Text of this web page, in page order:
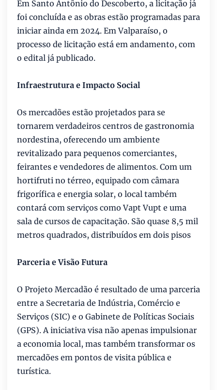
Em Santo Antônio do Descoberto, a licitação já
foi concluída e as obras estão programadas para
iniciar ainda em 2024. Em Valparaíso, o
processo de licitação está em andamento, com
o edital já publicado.
Infraestrutura e Impacto Social
Os mercadões estão projetados para se
tornarem verdadeiros centros de gastronomia
nordestina, oferecendo um ambiente
revitalizado para pequenos comerciantes,
feirantes e vendedores de alimentos. Com um
hortifruti no térreo, equipado com câmara
frigorífica e energia solar, o local também
contará com serviços como Vapt Vupt e uma
sala de cursos de capacitação. São quase 8,5 mil
metros quadrados, distribuídos em dois pisos
Parceria e Visão Futura
O Projeto Mercadão é resultado de uma parceria
entre a Secretaria de Indústria, Comércio e
Serviços (SIC) e o Gabinete de Políticas Sociais
(GPS). A iniciativa visa não apenas impulsionar
a economia local, mas também transformar os
mercadões em pontos de visita pública e
turística.